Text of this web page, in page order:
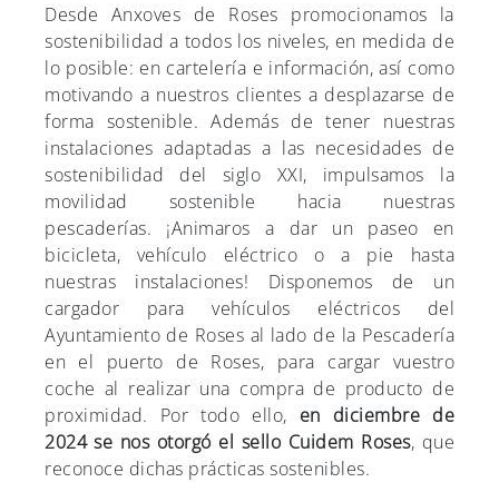
Desde Anxoves de Roses promocionamos la
sostenibilidad a todos los niveles, en medida de
lo posible: en cartelería e información, así como
motivando a nuestros clientes a desplazarse de
forma sostenible. Además de tener nuestras
instalaciones adaptadas a las necesidades de
sostenibilidad del siglo XXI, impulsamos la
movilidad sostenible hacia nuestras
pescaderías. ¡Animaros a dar un paseo en
bicicleta, vehículo eléctrico o a pie hasta
nuestras instalaciones! Disponemos de un
cargador para vehículos eléctricos del
Ayuntamiento de Roses al lado de la Pescadería
en el puerto de Roses, para cargar vuestro
coche al realizar una compra de producto de
proximidad. Por todo ello, en diciembre de
2024 se nos otorgó el sello Cuidem Roses, que
reconoce dichas prácticas sostenibles.